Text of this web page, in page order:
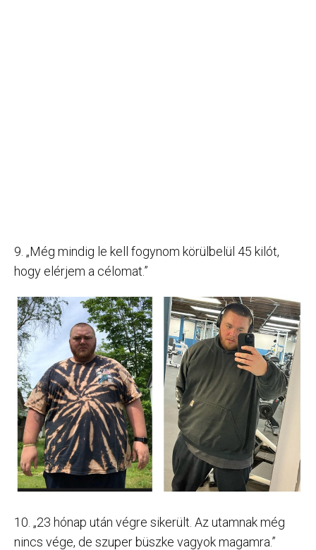
9. „Még mindig le kell fogynom körülbelül 45 kilót,
hogy elérjem a célomat.”
10. „23 hónap után végre sikerült. Az utamnak még
nincs vége, de szuper büszke vagyok magamra.”